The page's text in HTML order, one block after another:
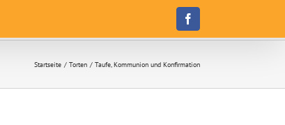
Facebook
Startseite Torten Taufe, Kommunion und Konfirmation